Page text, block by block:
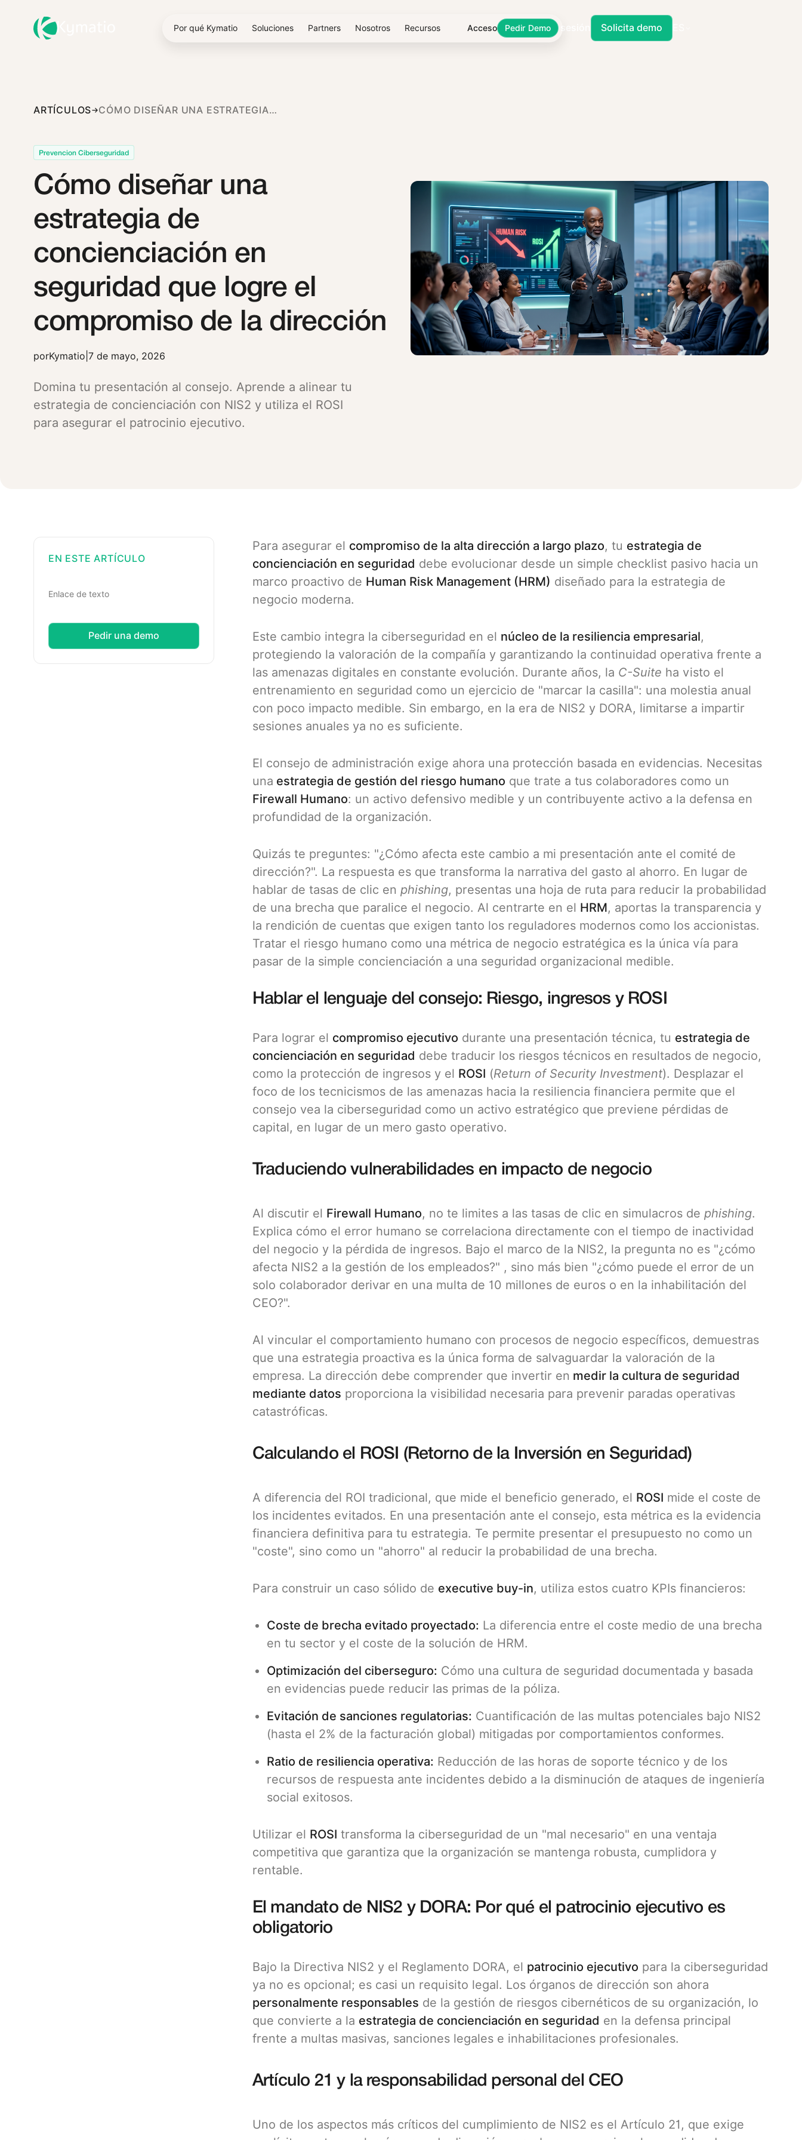
Por qué Kymatio Soluciones Partners Nosotros Recursos Acceso Pedir DemoIniciar sesión Solicita demo
ARTÍCULOS CÓMO DISEÑAR UNA ESTRATEGIA DE CONCIENCIACIÓN EN SEGURIDAD QUE LOGRE EL COMPROMISO DE LA DIRECCIÓN
Prevencion Ciberseguridad
Cómo diseñar una
estrategia de
concienciación en
seguridad que logre el
compromiso de la dirección
porKymatio 7 de mayo, 2026
Domina tu presentación al consejo. Aprende a alinear tu
estrategia de concienciación con NIS2 y utiliza el ROSI
para asegurar el patrocinio ejecutivo.
EN ESTE ARTÍCULO
Enlace de texto
Pedir una demo
Para asegurar el compromiso de la alta dirección a largo plazo, tu estrategia de
concienciación en seguridad debe evolucionar desde un simple checklist pasivo hacia un
marco proactivo de Human Risk Management (HRM) diseñado para la estrategia de
negocio moderna.
Este cambio integra la ciberseguridad en el núcleo de la resiliencia empresarial,
protegiendo la valoración de la compañía y garantizando la continuidad operativa frente a
las amenazas digitales en constante evolución. Durante años, la C-Suite ha visto el
entrenamiento en seguridad como un ejercicio de "marcar la casilla": una molestia anual
con poco impacto medible. Sin embargo, en la era de NIS2 y DORA, limitarse a impartir
sesiones anuales ya no es suficiente.
El consejo de administración exige ahora una protección basada en evidencias. Necesitas
una estrategia de gestión del riesgo humano que trate a tus colaboradores como un
Firewall Humano: un activo defensivo medible y un contribuyente activo a la defensa en
profundidad de la organización.
Quizás te preguntes: "¿Cómo afecta este cambio a mi presentación ante el comité de
dirección?". La respuesta es que transforma la narrativa del gasto al ahorro. En lugar de
hablar de tasas de clic en phishing, presentas una hoja de ruta para reducir la probabilidad
de una brecha que paralice el negocio. Al centrarte en el HRM, aportas la transparencia y
la rendición de cuentas que exigen tanto los reguladores modernos como los accionistas.
Tratar el riesgo humano como una métrica de negocio estratégica es la única vía para
pasar de la simple concienciación a una seguridad organizacional medible.
Hablar el lenguaje del consejo: Riesgo, ingresos y ROSI
Para lograr el compromiso ejecutivo durante una presentación técnica, tu estrategia de
concienciación en seguridad debe traducir los riesgos técnicos en resultados de negocio,
como la protección de ingresos y el ROSI (Return of Security Investment). Desplazar el
foco de los tecnicismos de las amenazas hacia la resiliencia financiera permite que el
consejo vea la ciberseguridad como un activo estratégico que previene pérdidas de
capital, en lugar de un mero gasto operativo.
Traduciendo vulnerabilidades en impacto de negocio
Al discutir el Firewall Humano, no te limites a las tasas de clic en simulacros de phishing.
Explica cómo el error humano se correlaciona directamente con el tiempo de inactividad
del negocio y la pérdida de ingresos. Bajo el marco de la NIS2, la pregunta no es "¿cómo
afecta NIS2 a la gestión de los empleados?" , sino más bien "¿cómo puede el error de un
solo colaborador derivar en una multa de 10 millones de euros o en la inhabilitación del
CEO?".
Al vincular el comportamiento humano con procesos de negocio específicos, demuestras
que una estrategia proactiva es la única forma de salvaguardar la valoración de la
empresa. La dirección debe comprender que invertir en medir la cultura de seguridad
mediante datos proporciona la visibilidad necesaria para prevenir paradas operativas
catastróficas.
Calculando el ROSI (Retorno de la Inversión en Seguridad)
A diferencia del ROI tradicional, que mide el beneficio generado, el ROSI mide el coste de
los incidentes evitados. En una presentación ante el consejo, esta métrica es la evidencia
financiera definitiva para tu estrategia. Te permite presentar el presupuesto no como un
"coste", sino como un "ahorro" al reducir la probabilidad de una brecha.
Para construir un caso sólido de executive buy-in, utiliza estos cuatro KPIs financieros:
Coste de brecha evitado proyectado: La diferencia entre el coste medio de una brecha
en tu sector y el coste de la solución de HRM.
Optimización del ciberseguro: Cómo una cultura de seguridad documentada y basada
en evidencias puede reducir las primas de la póliza.
Evitación de sanciones regulatorias: Cuantificación de las multas potenciales bajo NIS2
(hasta el 2% de la facturación global) mitigadas por comportamientos conformes.
Ratio de resiliencia operativa: Reducción de las horas de soporte técnico y de los
recursos de respuesta ante incidentes debido a la disminución de ataques de ingeniería
social exitosos.
Utilizar el ROSI transforma la ciberseguridad de un "mal necesario" en una ventaja
competitiva que garantiza que la organización se mantenga robusta, cumplidora y
rentable.
El mandato de NIS2 y DORA: Por qué el patrocinio ejecutivo es
obligatorio
Bajo la Directiva NIS2 y el Reglamento DORA, el patrocinio ejecutivo para la ciberseguridad
ya no es opcional; es casi un requisito legal. Los órganos de dirección son ahora
personalmente responsables de la gestión de riesgos cibernéticos de su organización, lo
que convierte a la estrategia de concienciación en seguridad en la defensa principal
frente a multas masivas, sanciones legales e inhabilitaciones profesionales.
Artículo 21 y la responsabilidad personal del CEO
Uno de los aspectos más críticos del cumplimiento de NIS2 es el Artículo 21, que exige